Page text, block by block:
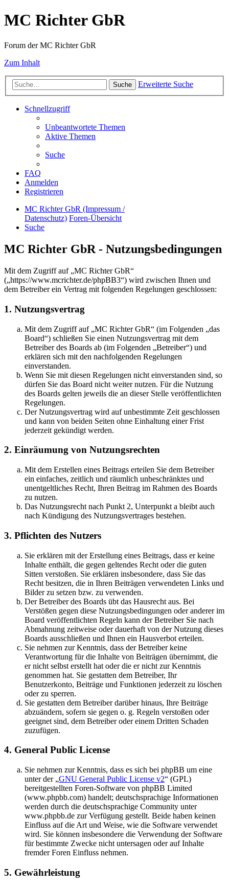
MC Richter GbR
Forum der MC Richter GbR
Zum Inhalt
Suche Erweiterte Suche
Schnellzugriff
Unbeantwortete Themen
Aktive Themen
Suche
FAQ
Anmelden
Registrieren
MC Richter GbR (Impressum /
Datenschutz) Foren-Übersicht
Suche
MC Richter GbR - Nutzungsbedingungen
Mit dem Zugriff auf „MC Richter GbR“
(„https://www.mcrichter.de/phpBB3“) wird zwischen Ihnen und
dem Betreiber ein Vertrag mit folgenden Regelungen geschlossen:
1. Nutzungsvertrag
Mit dem Zugriff auf „MC Richter GbR“ (im Folgenden „das
Board“) schließen Sie einen Nutzungsvertrag mit dem
Betreiber des Boards ab (im Folgenden „Betreiber“) und
erklären sich mit den nachfolgenden Regelungen
einverstanden.
Wenn Sie mit diesen Regelungen nicht einverstanden sind, so
dürfen Sie das Board nicht weiter nutzen. Für die Nutzung
des Boards gelten jeweils die an dieser Stelle veröffentlichten
Regelungen.
Der Nutzungsvertrag wird auf unbestimmte Zeit geschlossen
und kann von beiden Seiten ohne Einhaltung einer Frist
jederzeit gekündigt werden.
2. Einräumung von Nutzungsrechten
Mit dem Erstellen eines Beitrags erteilen Sie dem Betreiber
ein einfaches, zeitlich und räumlich unbeschränktes und
unentgeltliches Recht, Ihren Beitrag im Rahmen des Boards
zu nutzen.
Das Nutzungsrecht nach Punkt 2, Unterpunkt a bleibt auch
nach Kündigung des Nutzungsvertrages bestehen.
3. Pflichten des Nutzers
Sie erklären mit der Erstellung eines Beitrags, dass er keine
Inhalte enthält, die gegen geltendes Recht oder die guten
Sitten verstoßen. Sie erklären insbesondere, dass Sie das
Recht besitzen, die in Ihren Beiträgen verwendeten Links und
Bilder zu setzen bzw. zu verwenden.
Der Betreiber des Boards übt das Hausrecht aus. Bei
Verstößen gegen diese Nutzungsbedingungen oder anderer im
Board veröffentlichten Regeln kann der Betreiber Sie nach
Abmahnung zeitweise oder dauerhaft von der Nutzung dieses
Boards ausschließen und Ihnen ein Hausverbot erteilen.
Sie nehmen zur Kenntnis, dass der Betreiber keine
Verantwortung für die Inhalte von Beiträgen übernimmt, die
er nicht selbst erstellt hat oder die er nicht zur Kenntnis
genommen hat. Sie gestatten dem Betreiber, Ihr
Benutzerkonto, Beiträge und Funktionen jederzeit zu löschen
oder zu sperren.
Sie gestatten dem Betreiber darüber hinaus, Ihre Beiträge
abzuändern, sofern sie gegen o. g. Regeln verstoßen oder
geeignet sind, dem Betreiber oder einem Dritten Schaden
zuzufügen.
4. General Public License
Sie nehmen zur Kenntnis, dass es sich bei phpBB um eine
unter der „GNU General Public License v2“ (GPL)
bereitgestellten Foren-Software von phpBB Limited
(www.phpbb.com) handelt; deutschsprachige Informationen
werden durch die deutschsprachige Community unter
www.phpbb.de zur Verfügung gestellt. Beide haben keinen
Einfluss auf die Art und Weise, wie die Software verwendet
wird. Sie können insbesondere die Verwendung der Software
für bestimmte Zwecke nicht untersagen oder auf Inhalte
fremder Foren Einfluss nehmen.
5. Gewährleistung